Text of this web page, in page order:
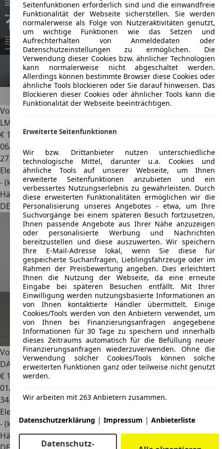
Volkswagen e-up!
Style Plus 32kWh Climatronic Sitzheizung
LM
€ 17.4301
06/2022
27.801 km
Elektro
- (kWh/100 km)
Händler
DE 14770Brandenburg
Volkswagen e-up!Move! CSS GRA RFK PDC SHZ heizb.WSS
DAB BT
€ 16.4401
01/2022
34.420 km
Elektro
- (kWh/100 km)
Händler
Seitenfunktionen erforderlich sind und die einwandfreie
Funktionalität der Webseite sicherstellen. Sie werden
normalerweise als Folge von Nutzeraktivitäten genutzt,
um wichtige Funktionen wie das Setzen und
Aufrechterhalten von Anmeldedaten oder
Datenschutzeinstellungen zu ermöglichen. Die
Verwendung dieser Cookies bzw. ähnlicher Technologien
kann normalerweise nicht abgeschaltet werden.
Allerdings können bestimmte Browser diese Cookies oder
ähnliche Tools blockieren oder Sie darauf hinweisen. Das
Blockieren dieser Cookies oder ähnlicher Tools kann die
Funktionalität der Webseite beeinträchtigen.
Erweiterte Seitenfunktionen
Wir bzw. Drittanbieter nutzen unterschiedliche
technologische Mittel, darunter u.a. Cookies und
ähnliche Tools auf unserer Webseite, um Ihnen
erweiterte Seitenfunktionen anzubieten und ein
verbessertes Nutzungserlebnis zu gewährleisten. Durch
diese erweiterten Funktionalitäten ermöglichen wir die
Personalisierung unseres Angebotes - etwa, um Ihre
Suchvorgänge bei einem späteren Besuch fortzusetzen,
Ihnen passende Angebote aus Ihrer Nähe anzuzeigen
oder personalisierte Werbung und Nachrichten
bereitzustellen und diese auszuwerten. Wir speichern
Ihre E-Mail-Adresse lokal, wenn Sie diese für
gespeicherte Suchanfragen, Lieblingsfahrzeuge oder im
Rahmen der Preisbewertung angeben. Dies erleichtert
Ihnen die Nutzung der Webseite, da eine erneute
Eingabe bei späteren Besuchen entfällt. Mit Ihrer
Einwilligung werden nutzungsbasierte Informationen an
von Ihnen kontaktierte Händler übermittelt. Einige
Cookies/Tools werden von den Anbietern verwendet, um
von Ihnen bei Finanzierungsanfragen angegebene
Informationen für 30 Tage zu speichern und innerhalb
dieses Zeitraums automatisch für die Befüllung neuer
Finanzierungsanfragen wiederzuverwenden. Ohne die
Verwendung solcher Cookies/Tools können solche
erweiterten Funktionen ganz oder teilweise nicht genutzt
werden.
Wir arbeiten mit 263 Anbietern zusammen.
Datenschutzerklärung | Impressum | Anbieterliste
Datenschutz-